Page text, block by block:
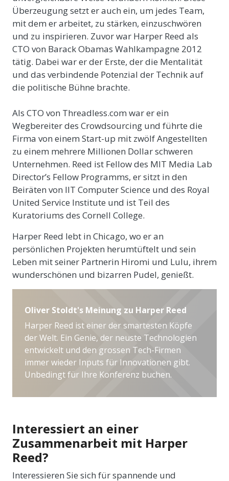
Überzeugung setzt er auch ein, um jedes Team,
mit dem er arbeitet, zu stärken, einzuschwören
und zu inspirieren. Zuvor war Harper Reed als
CTO von Barack Obamas Wahlkampagne 2012
tätig. Dabei war er der Erste, der die Mentalität
und das verbindende Potenzial der Technik auf
die politische Bühne brachte.
Als CTO von Threadless.com war er ein
Wegbereiter des Crowdsourcing und führte die
Firma von einem Start-up mit zwölf Angestellten
zu einem mehrere Millionen Dollar schweren
Unternehmen. Reed ist Fellow des MIT Media Lab
Director’s Fellow Programms, er sitzt in den
Beiräten von IIT Computer Science und des Royal
United Service Institute und ist Teil des
Kuratoriums des Cornell College.
Harper Reed lebt in Chicago, wo er an
persönlichen Projekten herumtüftelt und sein
Leben mit seiner Partnerin Hiromi und Lulu, ihrem
wunderschönen und bizarren Pudel, genießt.
Oliver Stoldt's Meinung zu Harper Reed
Harper Reed ist einer der smartesten Köpfe
der Welt. Ein Genie, der neuste Technologien
entwickelt und den grossen Tech-Firmen
immer wieder Inputs für Innovationen gibt.
Unbedingt für Ihre Konferenz buchen.
Interessiert an einer
Zusammenarbeit mit Harper
Reed?
Interessieren Sie sich für spannende und